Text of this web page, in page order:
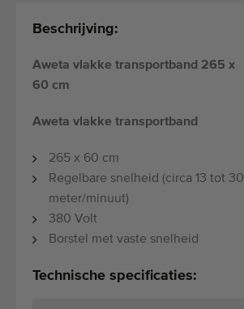
Beschrijving:
Aweta vlakke transportband 265 x
60 cm
Aweta vlakke transportband
265 x 60 cm
Regelbare snelheid (circa 13 tot 30
meter/minuut)
380 Volt
Borstel met vaste snelheid
Technische specificaties: